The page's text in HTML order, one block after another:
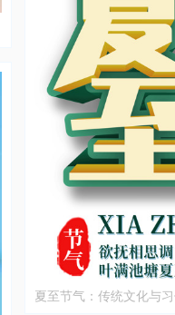
夏至节气：传统文化与